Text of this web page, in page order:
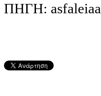
ΠΗΓΗ: